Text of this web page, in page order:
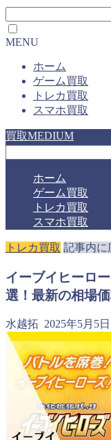
MENU
ホーム
ゲーム買取
トレカ買取
スマホ買取
買取MEDIUM
ホーム
ゲーム買取
トレカ買取
スマホ買取
トレカ買取 記事内に
イーブイヒーロ
選！最新の相場
水越拓 2025年5月5日